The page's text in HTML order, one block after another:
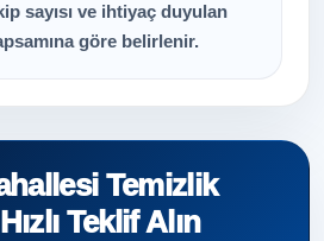
sayısı ve ihtiyaç duyulan
göre belirlenir.
Temizlik
Teklif Alın